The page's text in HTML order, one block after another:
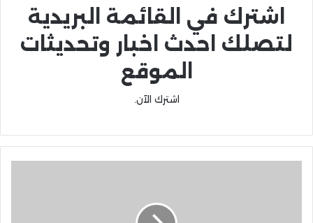
اشترك في القائمة البريدية
لتصلك احدث اخبار وتحديثات
الموقع
اشترك الآن.